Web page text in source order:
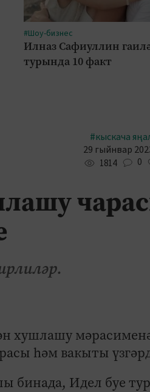
#Шоу-бизнес
Илназ Сафиуллин
турында 10 факт
#кыскача
29 гыйнвар
1814 0
хушлашу
һәм вакыты
Идел буе